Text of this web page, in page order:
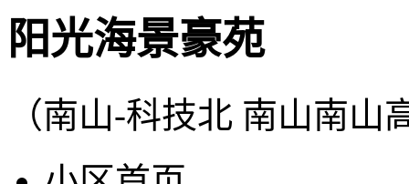
阳光海景豪苑
（南山-科技北 南山南